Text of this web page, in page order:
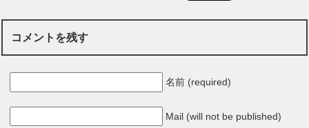
コメントを残す
名前 (required)
Mail (will not be published)